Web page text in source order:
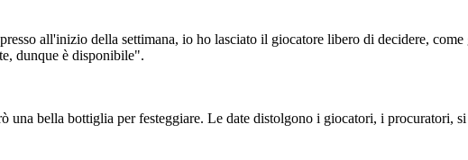
all'inizio della settimana, io ho lasciato il giocatore libero di decidere, come
dunque è disponibile".
bella bottiglia per festeggiare. Le date distolgono i giocatori, i procuratori,